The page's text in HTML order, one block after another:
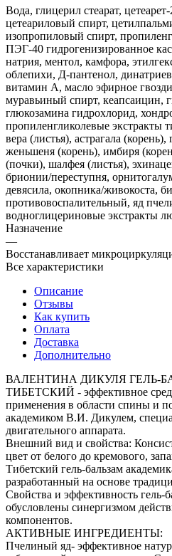
Вода, глицерил стеарат,
цетеариловый спирт,
изопропиловый спирт,
ПЭГ-40 гидрогенизированное
натрия, ментол, камфора,
облепихи, Д-пантенол,
витамин А, масло эфирное
муравьиный спирт, кеапсаицин,
глюкозамина гидрохлорид,
пропиленгликолевые экстракты
вера (листья), астрагала
женьшеня (корень), имбиря
(почки), шалфея (листья),
брионии/переступня,
девясила, окопника/живокоста,
противовоспалительный, яд
водноглицериновые экстракты
Назначение
—
Восстанавливает
Все характеристики
Описание
Отзывы
Как купить
Оплата
Доставка
Дополнительно
ВАЛЕНТИНА ДИКУЛЯ ГЕЛЬ-
ТИБЕТСКИЙ - эффективное
применения в области спины и
академиком В.И. Дикулем,
двигательного аппарата.
Внешний вид и свойства:
цвет от белого до кремового,
Тибетский гель-бальзам
разработанный на основе
Свойства и эффективность гель-
обусловлены синергизмом
компонентов.
АКТИВНЫЕ ИНГРЕДИЕНТЫ:
Пчелиный яд- эффективное